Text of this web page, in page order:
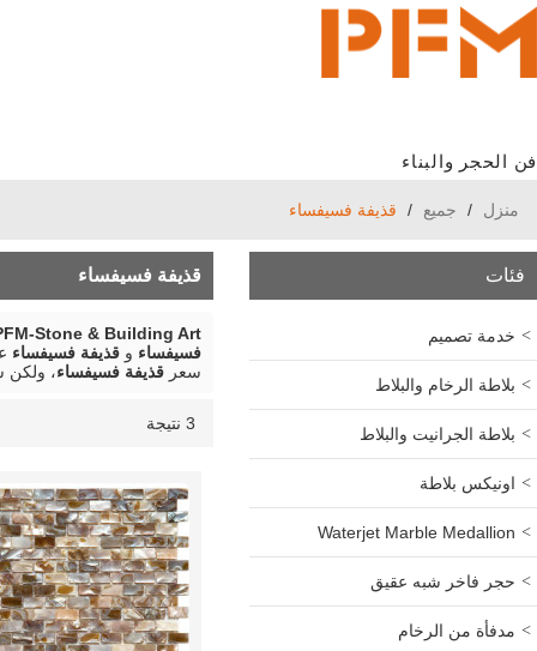
فن الحجر والبناء
منزل / جميع / قذيفة فسيفساء
فئات
خدمة تصميم
بلاطة الرخام والبلاط
بلاطة الجرانيت والبلاط
اونيكس بلاطة
Waterjet Marble Medallion
حجر فاخر شبه عقيق
مدفأة من الرخام
قذيفة فسيفساء
Stone & Building Art
فسيفساء و قذيفة فسيفساء
سعر قذيفة فسيفساء،
3 نتيجة قائمة